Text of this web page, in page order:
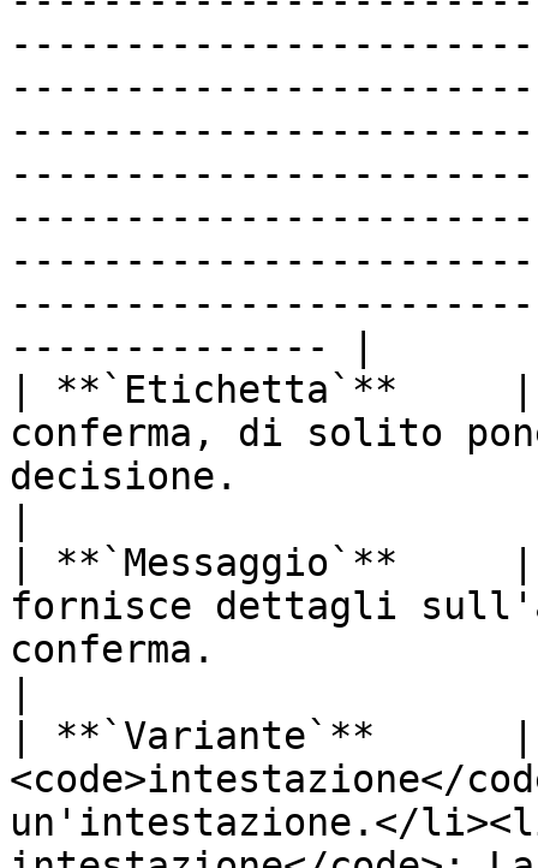
-------------- |
| **`Etichetta`**
conferma, di solito
decisione.
| **`Messaggio`**
fornisce dettagli
conferma.
| **`Variante`**      |
<code>intestazione</
un'intestazione.</